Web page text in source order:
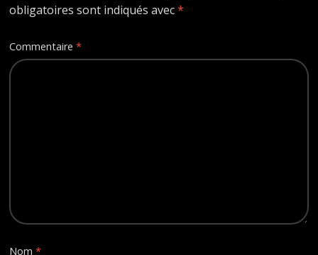
obligatoires sont indiqués avec*
Commentaire*
Nom*